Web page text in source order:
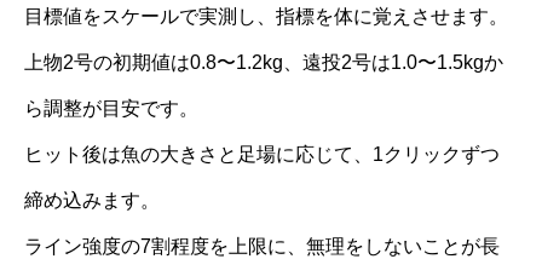
目標値をスケールで実測し、指標を体に覚えさせます。
上物2号の初期値は0.8〜1.2kg、遠投2号は1.0〜1.5kgか
ら調整が目安です。
ヒット後は魚の大きさと足場に応じて、1クリックずつ
締め込みます。
ライン強度の7割程度を上限に、無理をしないことが長